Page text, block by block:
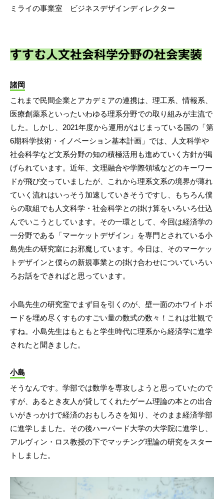
ミライの事業室 ビジネスデザインディレクター
すすむ人文社会科学分野の社会実装
諸岡
これまで民間企業とアカデミアの連携は、理工系、情報系、
医療創薬系といったいわゆる理系分野での取り組みが主流で
した。しかし、2021年度から運用がはじまっている国の「第
6期科学技術・イノベーション基本計画」では、人文科学や
社会科学など文系分野の知の積極活用も進めていく方針が掲
げられています。近年、文理融合や学際領域などのキーワー
ドが飛び交っていましたが、これから理系文系の境界が薄れ
ていく流れはいっそう加速していきそうですし、もちろん僕
らの取組でも人文科学・社会科学との掛け算をいろいろ仕込
んでいこうとしています。その一環として、今回は経済学の
一分野である「マーケットデザイン」を専門とされている小
島先生の研究室にお邪魔しています。今日は、そのマーケッ
トデザインと僕らの新規事業との掛け合わせについていろい
ろお話をできればと思っています。
小島先生の研究室でまず目を引くのが、壁一面のホワイトボ
ードを埋め尽くすものすごい量の数式の数々！これは壮観で
すね。小島先生はもともと学生時代に理系から経済学に進学
されたと聞きました。
小島
そうなんです。学部では数学を専攻しようと思っていたので
すが、あるとき友人が貸してくれたゲーム理論の本との出合
いがきっかけで経済のおもしろさを知り、そのまま経済学部
に進学しました。その後ハーバード大学の大学院に進学し、
アルヴィン・ロス教授の下でマッチング理論の研究をスター
トしました。